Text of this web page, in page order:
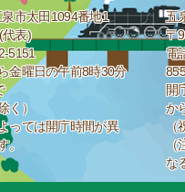
市太田1094番地1
代表)
5151
金曜日の午前8時30分
く）
っては開庁時間が異
。
五
〒
電
開
か
な